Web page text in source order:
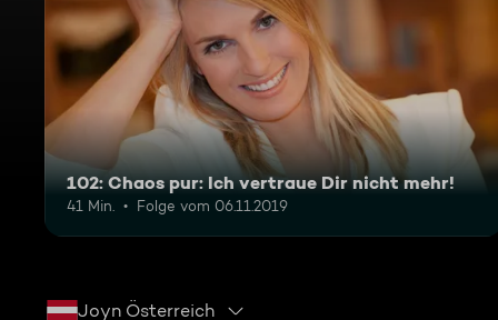
102: Chaos pur: Ich vertraue Dir nicht mehr!
41 Min. Folge vom 06.11.2019
Joyn Österreich